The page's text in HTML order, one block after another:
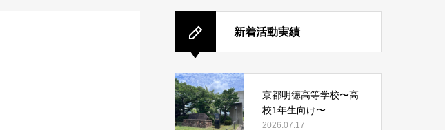
新着活動実績
京都明徳高等学校〜高
校1年生向け〜
2026.07.17